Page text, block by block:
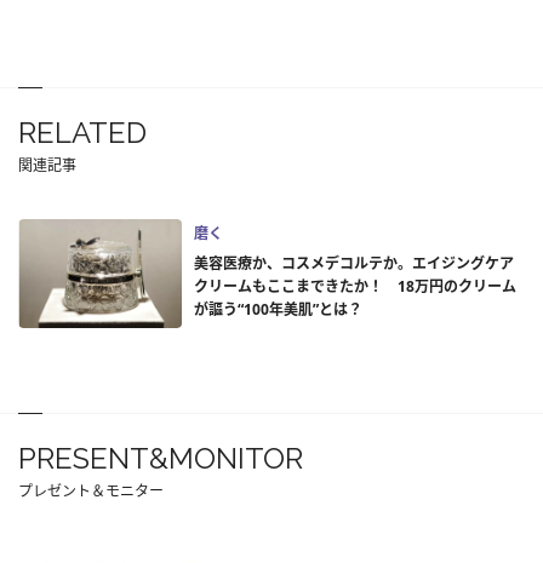
RELATED
関連記事
磨く
美容医療か、コスメデコルテか。エイジングケア
クリームもここまできたか！ 18万円のクリーム
が謳う“100年美肌”とは？
PRESENT&MONITOR
プレゼント＆モニター